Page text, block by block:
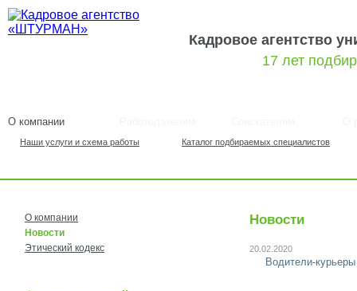
Кадровое агентство
17 лет
О компании
Наши услуги и схема работы Каталог подбираемых специалистов
О компании
Новости
Этический кодекс
Новости
20.02.2020
Водители-